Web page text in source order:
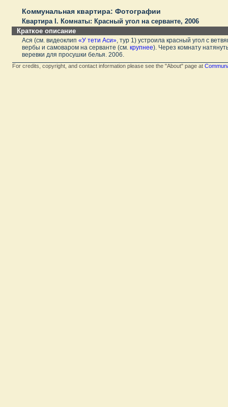
Коммунальная квартира: Фотографии
Квартира I. Комнаты: Красный угол на серванте, 2006
Краткое описание
Ася (см. видеоклип «У тети Аси», тур 1) устроила красный угол с
вербы и самоваром на серванте (см. крупнее). Через комнату
веревки для просушки белья. 2006.
For credits, copyright, and contact information please see the "About" page at